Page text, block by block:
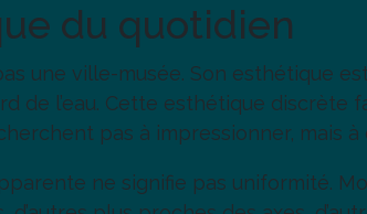
du quotidien
une ville-musée. Son esthétique
de l’eau. Cette esthétique discrète
pas à impressionner, mais
ne signifie pas uniformité.